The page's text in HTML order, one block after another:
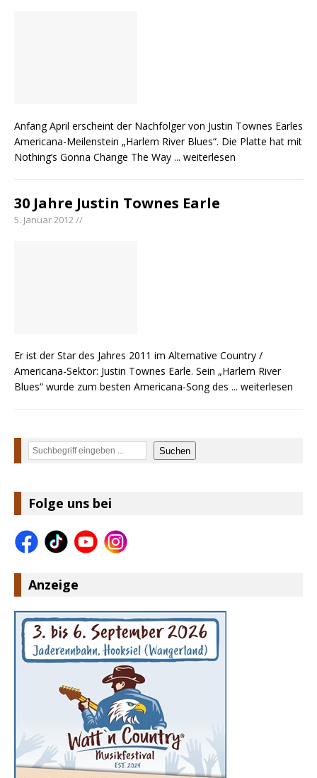
Anfang April erscheint der Nachfolger von Justin Townes Earles
Americana-Meilenstein „Harlem River Blues“. Die Platte hat mit
Nothing’s Gonna Change The Way ... weiterlesen
30 Jahre Justin Townes Earle
5. Januar 2012 //
Er ist der Star des Jahres 2011 im Alternative Country /
Americana-Sektor: Justin Townes Earle. Sein „Harlem River
Blues“ wurde zum besten Americana-Song des ... weiterlesen
Suchen Suchen
Folge uns bei
Anzeige